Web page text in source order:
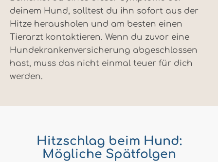
deinem Hund, solltest du ihn sofort aus der
Hitze herausholen und am besten einen
Tierarzt kontaktieren. Wenn du zuvor eine
Hundekrankenversicherung abgeschlossen
hast, muss das nicht einmal teuer für dich
werden.
Hitzschlag beim Hund:
Mögliche Spätfolgen